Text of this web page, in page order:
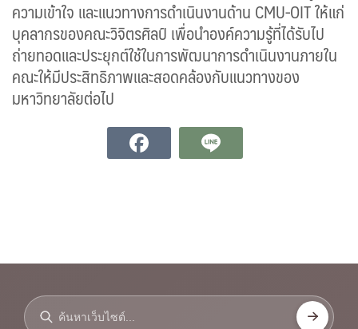
ความเข้าใจ และแนวทางการดำเนินงานด้าน CMU-OIT ให้แก่
บุคลากรของคณะวิจิตรศิลป์ เพื่อนำองค์ความรู้ที่ได้รับไป
ถ่ายทอดและประยุกต์ใช้ในการพัฒนาการดำเนินงานภายใน
คณะให้มีประสิทธิภาพและสอดคล้องกับแนวทางของ
มหาวิทยาลัยต่อไป